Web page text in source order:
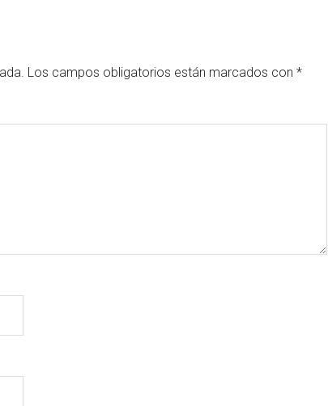
Los campos obligatorios están marcados con *